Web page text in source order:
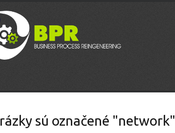
sú označené "network"